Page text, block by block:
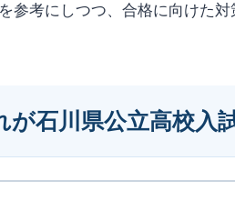
参考にしつつ、合格に向けた対
が石川県公立高校入